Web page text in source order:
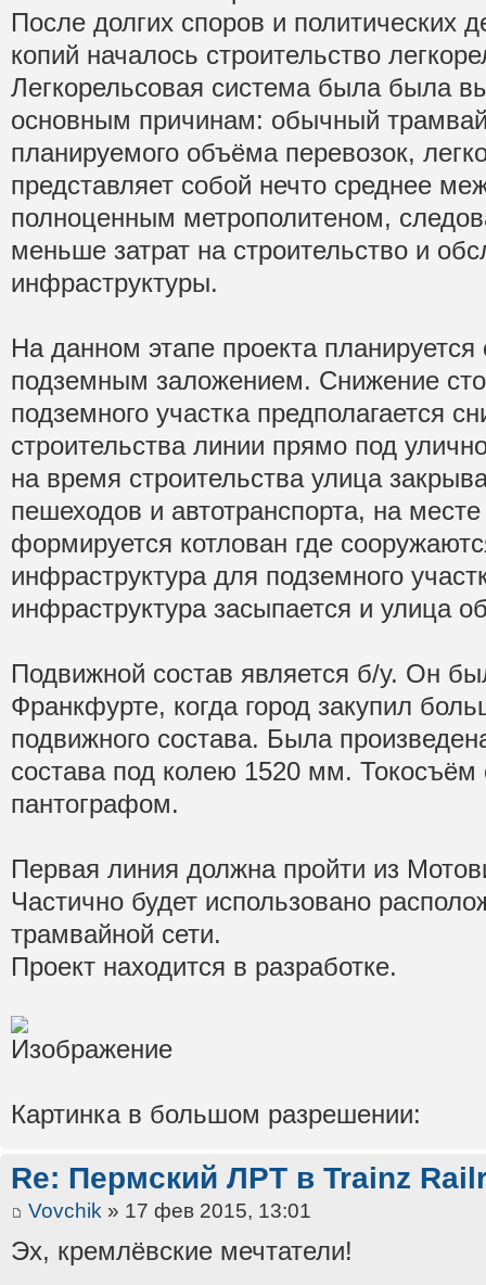
После долгих споров и политических
копий началось строительство
Легкорельсовая система была была
основным причинам: обычный
планируемого объёма перевозок,
представляет собой нечто среднее
полноценным метрополитеном,
меньше затрат на строительство и
инфраструктуры.
На данном этапе проекта
подземным заложением. Снижение
подземного участка предполагается
строительства линии прямо под
на время строительства улица
пешеходов и автотранспорта, на
формируется котлован где
инфраструктура для подземного
инфраструктура засыпается и улица
Подвижной состав является б/у. Он
Франкфурте, когда город закупил
подвижного состава. Была
состава под колею 1520 мм. Токосъём
пантографом.
Первая линия должна пройти из
Частично будет использовано
трамвайной сети.
Проект находится в разработке.
Картинка в большом разрешении:
Re: Пермский ЛРТ в Trainz
Vovchik » 17 фев 2015, 13:01
Эх, кремлёвские мечтатели!